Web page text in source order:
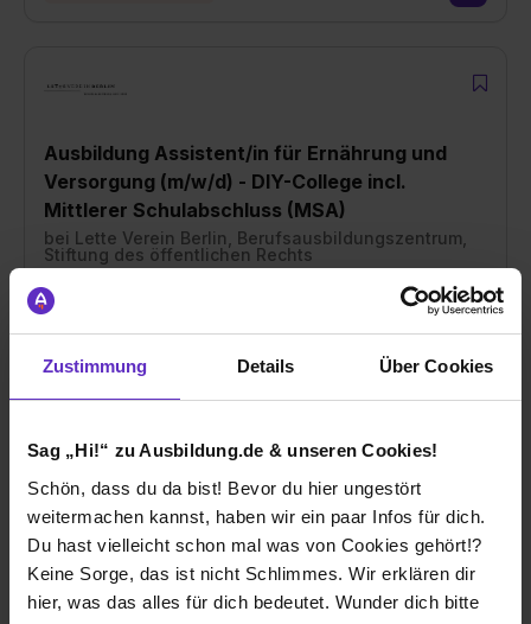
Zustimmung Details Über Cookies
Sag „Hi!“ zu Ausbildung.de & unseren Cookies!
Schön, dass du da bist! Bevor du hier ungestört
weitermachen kannst, haben wir ein paar Infos für dich.
Du hast vielleicht schon mal was von Cookies gehört!?
Keine Sorge, das ist nicht Schlimmes. Wir erklären dir
hier, was das alles für dich bedeutet. Wunder dich bitte
Ausbildung Assistent/in für Ernährung und
Versorgung (m/w/d) - DIY-College incl.
Mittlerer Schulabschluss (MSA)
bei Lette Verein Berlin, Berufsausbildungszentrum,
Stiftung des öffentlichen Rechts
1 freier Platz
Ausbildung Technische*r Assistent*in für
chemisch-biologische Laboratorien | CBTA